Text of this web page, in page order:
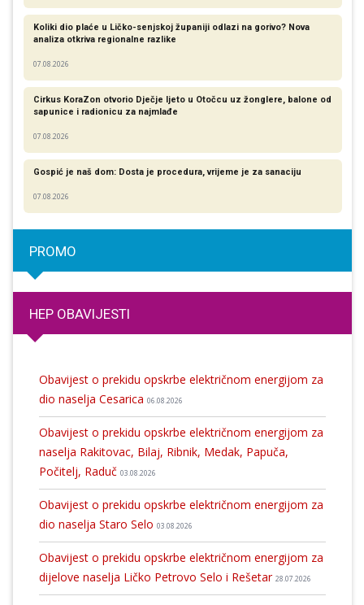
Koliki dio plaće u Ličko-senjskoj županiji odlazi na gorivo? Nova
analiza otkriva regionalne razlike​
07.08.2026
Cirkus KoraZon otvorio Dječje ljeto u Otočcu uz žonglere, balone od
sapunice i radionicu za najmlađe
07.08.2026
Gospić je naš dom: Dosta je procedura, vrijeme je za sanaciju
07.08.2026
PROMO
HEP OBAVIJESTI
Obavijest o prekidu opskrbe električnom energijom za
dio naselja Cesarica 06.08.2026
Obavijest o prekidu opskrbe električnom energijom za
naselja Rakitovac, Bilaj, Ribnik, Medak, Papuča,
Počitelj, Raduč 03.08.2026
Obavijest o prekidu opskrbe električnom energijom za
dio naselja Staro Selo 03.08.2026
Obavijest o prekidu opskrbe električnom energijom za
dijelove naselja Ličko Petrovo Selo i Rešetar 28.07.2026